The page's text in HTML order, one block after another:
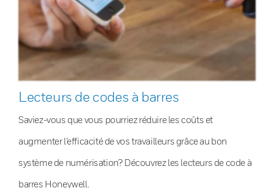
Lecteurs de codes à barres
Saviez-vous que vous pourriez réduire les coûts et
augmenter l’efficacité de vos travailleurs grâce au bon
système de numérisation? Découvrez les lecteurs de code à
barres Honeywell.